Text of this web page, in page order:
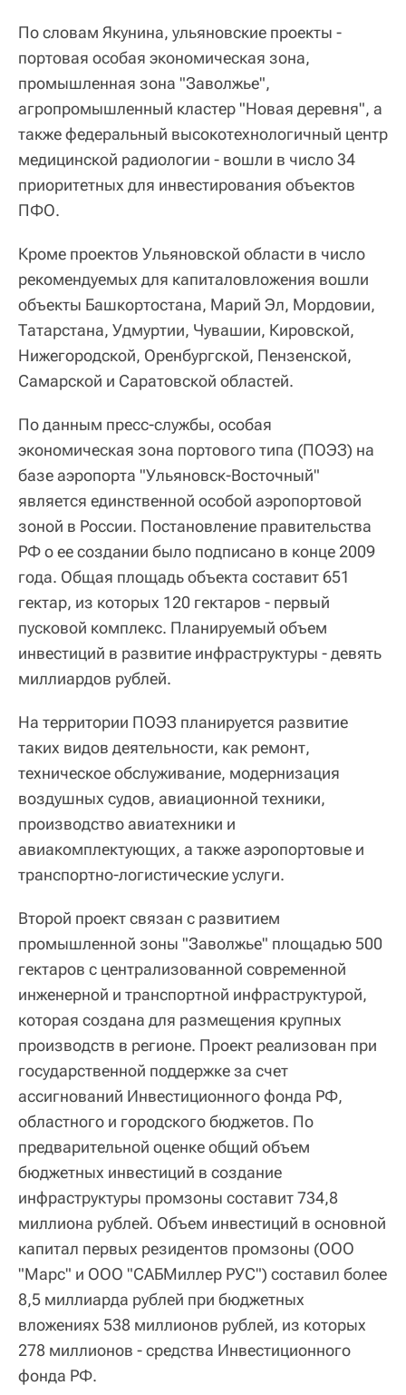
По словам Якунина, ульяновские проекты -
портовая особая экономическая зона,
промышленная зона "Заволжье",
агропромышленный кластер "Новая деревня", а
также федеральный высокотехнологичный центр
медицинской радиологии - вошли в число 34
приоритетных для инвестирования объектов
ПФО.
Кроме проектов Ульяновской области в число
рекомендуемых для капиталовложения вошли
объекты Башкортостана, Марий Эл, Мордовии,
Татарстана, Удмуртии, Чувашии, Кировской,
Нижегородской, Оренбургской, Пензенской,
Самарской и Саратовской областей.
По данным пресс-службы, особая
экономическая зона портового типа (ПОЭЗ) на
базе аэропорта "Ульяновск-Восточный"
является единственной особой аэропортовой
зоной в России. Постановление правительства
РФ о ее создании было подписано в конце 2009
года. Общая площадь объекта составит 651
гектар, из которых 120 гектаров - первый
пусковой комплекс. Планируемый объем
инвестиций в развитие инфраструктуры - девять
миллиардов рублей.
На территории ПОЭЗ планируется развитие
таких видов деятельности, как ремонт,
техническое обслуживание, модернизация
воздушных судов, авиационной техники,
производство авиатехники и
авиакомплектующих, а также аэропортовые и
транспортно-логистические услуги.
Второй проект связан с развитием
промышленной зоны "Заволжье" площадью 500
гектаров с централизованной современной
инженерной и транспортной инфраструктурой,
которая создана для размещения крупных
производств в регионе. Проект реализован при
государственной поддержке за счет
ассигнований Инвестиционного фонда РФ,
областного и городского бюджетов. По
предварительной оценке общий объем
бюджетных инвестиций в создание
инфраструктуры промзоны составит 734,8
миллиона рублей. Объем инвестиций в основной
капитал первых резидентов промзоны (ООО
"Марс" и ООО "САБМиллер РУС") составил более
8,5 миллиарда рублей при бюджетных
вложениях 538 миллионов рублей, из которых
278 миллионов - средства Инвестиционного
фонда РФ.